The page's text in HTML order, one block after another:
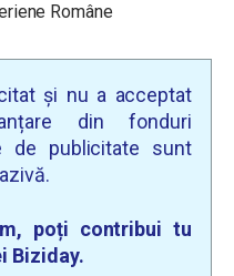
Române
și nu a acceptat
din fonduri
de publicitate sunt
poți contribui tu
Biziday.